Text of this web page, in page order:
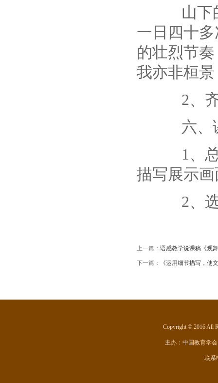
山下的
一日四十
的壮烈节
我亦非桓
2、齐
六、
1、总
描写展示
2、选
上一篇： 语感教学说课稿《观
下一篇： 《运用细节描写，使
Copyright © 2016 All
主办： 中国教育学
联系